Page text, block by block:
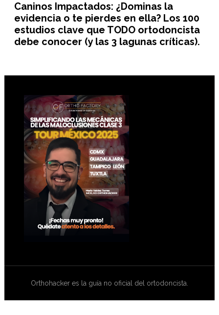
Caninos Impactados: ¿Dominas la
evidencia o te pierdes en ella? Los 100
estudios clave que TODO ortodoncista
debe conocer (y las 3 lagunas críticas).
Footer
Orthohacker es la guía no oficial del ortodoncista.